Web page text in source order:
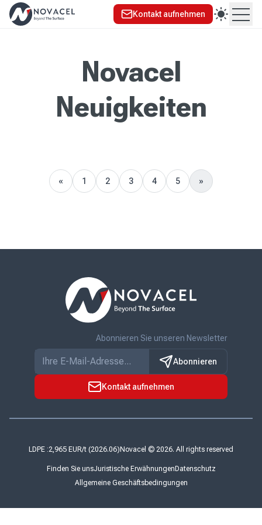
Kontakt aufnehmen
Novacel
Neuigkeiten
Previous
« 1 2 3 4 5
Next
»
Kontakt aufnehmen
Abonnieren Sie unseren Newsletter
Abonnieren
LDPE : Novacel © 2026. All rights reserved
Finden Sie unsJuristische Erwähnungen Datenschutz
Allgemeine Geschäftsbedingungen